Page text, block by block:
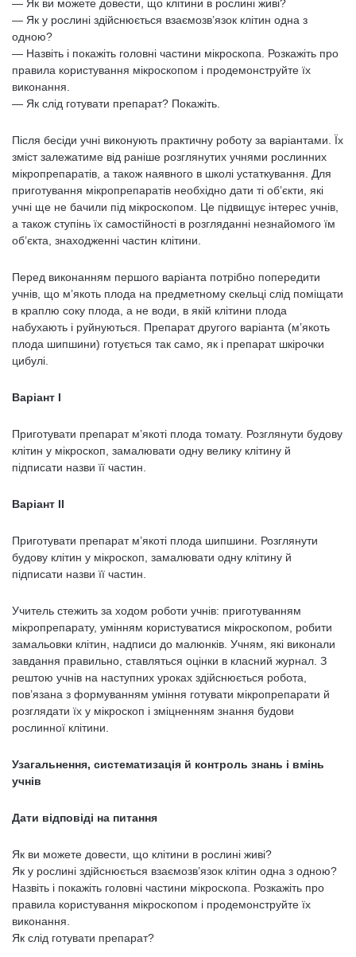
— Як ви можете довести, що клітини в рослині живі?
— Як у рослині здійснюється взаємозв’язок клітин одна з
одною?
— Назвіть і покажіть головні частини мікроскопа. Розкажіть про
правила користування мікроскопом і продемонструйте їх
виконання.
— Як слід готувати препарат? Покажіть.
Після бесіди учні виконують практичну роботу за варіантами. Їх
зміст залежатиме від раніше розглянутих учнями рослинних
мікропрепаратів, а також наявного в школі устаткування. Для
приготування мікропрепаратів необхідно дати ті об’єкти, які
учні ще не бачили під мікроскопом. Це підвищує інтерес учнів,
а також ступінь їх самостійності в розгляданні незнайомого їм
об’єкта, знаходженні частин клітини.
Перед виконанням першого варіанта потрібно попередити
учнів, що м’якоть плода на предметному скельці слід поміщати
в краплю соку плода, а не води, в якій клітини плода
набухають і руйнуються. Препарат другого варіанта (м’якоть
плода шипшини) готується так само, як і препарат шкірочки
цибулі.
Варіант I
Приготувати препарат м’якоті плода томату. Розглянути будову
клітин у мікроскоп, замалювати одну велику клітину й
підписати назви її частин.
Варіант II
Приготувати препарат м’якоті плода шипшини. Розглянути
будову клітин у мікроскоп, замалювати одну клітину й
підписати назви її частин.
Учитель стежить за ходом роботи учнів: приготуванням
мікропрепарату, умінням користуватися мікроскопом, робити
замальовки клітин, надписи до малюнків. Учням, які виконали
завдання правильно, ставляться оцінки в класний журнал. З
рештою учнів на наступних уроках здійснюється робота,
пов’язана з формуванням уміння готувати мікропрепарати й
розглядати їх у мікроскоп і зміцненням знання будови
рослинної клітини.
Узагальнення, систематизація й контроль знань і вмінь
учнів
Дати відповіді на питання
Як ви можете довести, що клітини в рослині живі?
Як у рослині здійснюється взаємозв’язок клітин одна з одною?
Назвіть і покажіть головні частини мікроскопа. Розкажіть про
правила користування мікроскопом і продемонструйте їх
виконання.
Як слід готувати препарат?